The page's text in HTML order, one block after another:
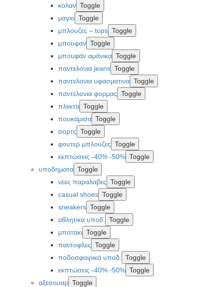
κολαν Toggle
μαγιο Toggle
μπλουζες – tops Toggle
μπουφαν Toggle
μπουφάν αμάνικα Toggle
παντελονια jeans Toggle
παντελονια υφασματινα Toggle
παντελονια φορμας Toggle
πλεκτα Toggle
πουκαμισα Toggle
σορτς Toggle
φουτερ μπλουζες Toggle
εκπτώσεις -40% -50% Toggle
υποδηματα Toggle
νεες παραλαβες Toggle
casual shoes Toggle
sneakers Toggle
αθλητικα υποδ.
Toggle
μποτακι Toggle
παντοφλες Toggle
ποδοσφαιρικά υποδ.
Toggle
εκπτώσεις -40% -50% Toggle
αξεσουαρ Toggle